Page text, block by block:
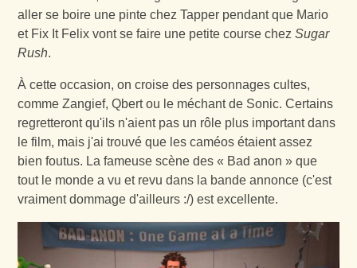
aller se boire une pinte chez Tapper pendant que Mario
et Fix It Felix vont se faire une petite course chezSugar
Rush.
À cette occasion, on croise des personnages cultes,
comme Zangief, Qbert ou le méchant de Sonic. Certains
regretteront qu'ils n'aient pas un rôle plus important dans
le film, mais j'ai trouvé que les caméos étaient assez
bien foutus. La fameuse scène des « Bad anon » que
tout le monde a vu et revu dans la bande annonce (c'est
vraiment dommage d'ailleurs :/) est excellente.